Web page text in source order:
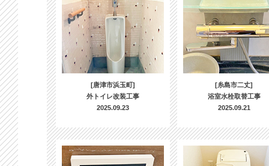
[唐津市浜玉町]
外トイレ改装工事
2025.09.23
[糸島市二丈]
浴室水栓取替工事
2025.09.21